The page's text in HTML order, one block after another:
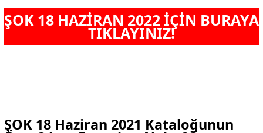
ŞOK 18 HAZİRAN 2022 İÇİN BURAYA
TIKLAYINIZ!
ŞOK 18 Haziran 2021 Kataloğunun